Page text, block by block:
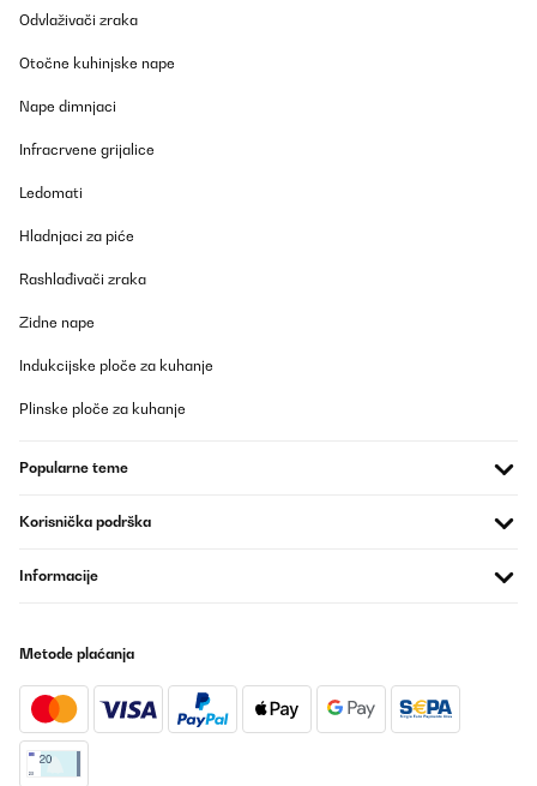
Odvlaživači zraka
Otočne kuhinjske nape
Nape dimnjaci
Infracrvene grijalice
Ledomati
Hladnjaci za piće
Rashlađivači zraka
Zidne nape
Indukcijske ploče za kuhanje
Plinske ploče za kuhanje
Popularne teme
Korisnička podrška
Informacije
Metode plaćanja